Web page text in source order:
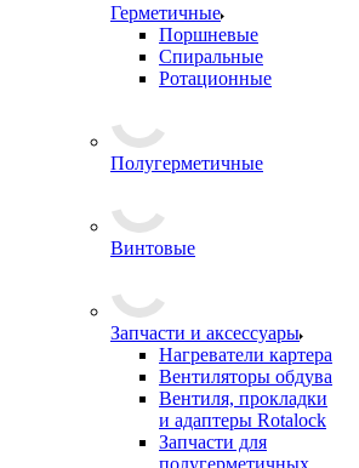
Герметичные
Поршневые
Спиральные
Ротационные
Полугерметичные
Винтовые
Запчасти и аксессуары
Нагреватели картера
Вентиляторы обдува
Вентиля, прокладки
и адаптеры Rotalock
Запчасти для
полугерметичных